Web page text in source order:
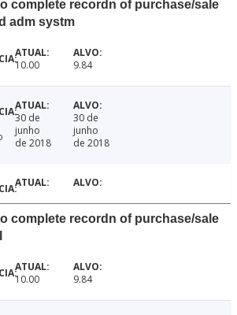
complete recordn of purchase/sale
adm systm
10.00 9.84
30 de
junho
de 2018
30 de
junho
de 2018
complete recordn of purchase/sale
10.00 9.84